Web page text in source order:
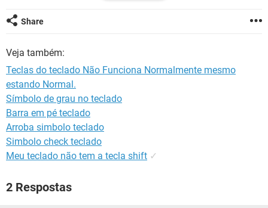
Share
Veja também:
Teclas do teclado Não Funciona Normalmente mesmo
estando Normal.
Símbolo de grau no teclado
Barra em pé teclado
Arroba simbolo teclado
Simbolo check teclado
Meu teclado não tem a tecla shift ✓
2 Respostas